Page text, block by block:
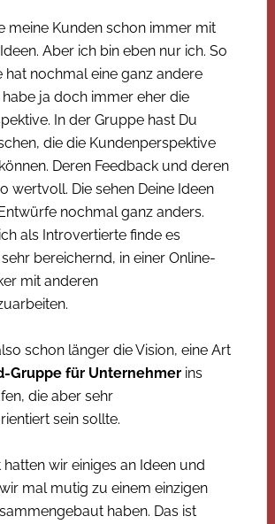
meine Kunden schon immer mit
Aber ich bin eben nur ich. So
hat nochmal eine ganz andere
habe ja doch immer eher die
In der Gruppe hast Du
die die Kundenperspektive
Deren Feedback und deren
wertvoll. Die sehen Deine Ideen
nochmal ganz anders.
als Introvertierte finde es
bereichernd, in einer Online-
mit anderen
schon länger die Vision, eine Art
Gruppe für Unternehmerins
die aber sehr
sein sollte.
hatten wir einiges an Ideen und
mal mutig zu einem einzigen
haben. Das ist